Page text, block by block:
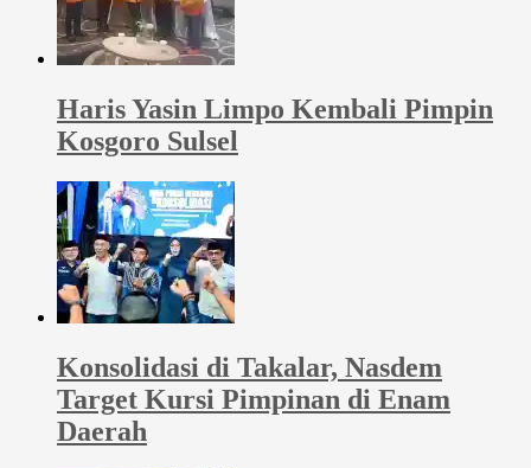
Haris Yasin Limpo Kembali Pimpin
Kosgoro Sulsel
Konsolidasi di Takalar, Nasdem
Target Kursi Pimpinan di Enam
Daerah